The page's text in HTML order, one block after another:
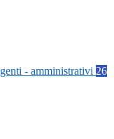
- amministrativi 26